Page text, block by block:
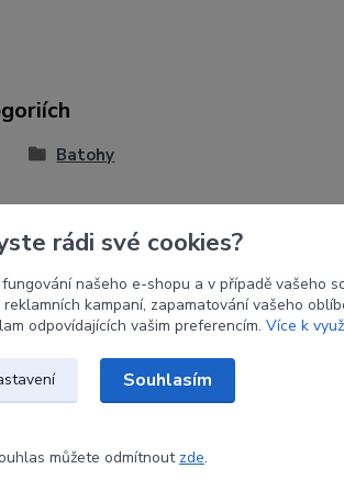
Batohy
rádi své cookies?
našeho e-shopu a v případě vašeho
kampaní, zapamatování vašeho
odpovídajících vašim preferencím. Více k
Souhlasím
můžete odmítnout zde.